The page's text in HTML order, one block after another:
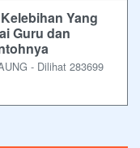
Yang
Guru dan
- Dilihat 283699